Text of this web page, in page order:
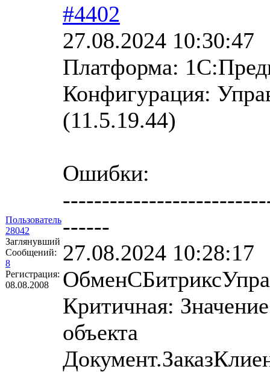
Пользователь
28042
Заглянувший
Сообщений:
8
Регистрация:
08.08.2008
#4402
27.08.2024 10:30:47
Платформа:
Конфигурация:
(11.5.19.44)
Ошибки:
------
27.08.2024 10:28:17
Критичная:
объекта